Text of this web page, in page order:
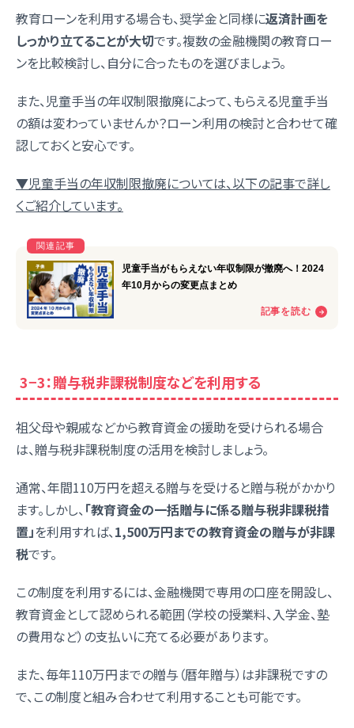
教育ローンを利用する場合も、奨学金と同様に返済計画を
しっかり立てることが大切です。複数の金融機関の教育ロー
ンを比較検討し、自分に合ったものを選びましょう。
また、児童手当の年収制限撤廃によって、もらえる児童手当
の額は変わっていませんか？ローン利用の検討と合わせて確
認しておくと安心です。
▼児童手当の年収制限撤廃については、以下の記事で詳し
くご紹介しています。
3−3：贈与税非課税制度などを利用する
祖父母や親戚などから教育資金の援助を受けられる場合
は、贈与税非課税制度の活用を検討しましょう。
通常、年間110万円を超える贈与を受けると贈与税がかかり
ます。しかし、 「教育資金の一括贈与に係る贈与税非課税措
置」を利用すれば、1,500万円までの教育資金の贈与が非課
税です。
この制度を利用するには、金融機関で専用の口座を開設し、
教育資金として認められる範囲（学校の授業料、入学金、塾
の費用など）の支払いに充てる必要があります。
また、毎年110万円までの贈与（暦年贈与）は非課税ですの
で、この制度と組み合わせて利用することも可能です。